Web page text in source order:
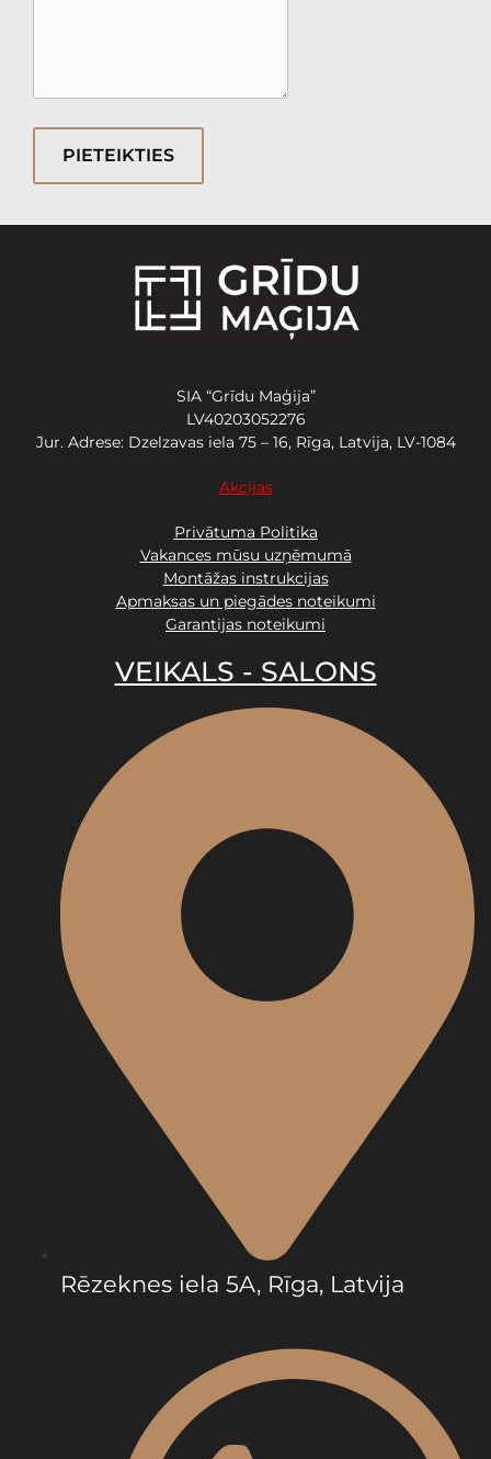
PIETEIKTIES
SIA “Grīdu Maģija”
LV40203052276
Jur. Adrese: Dzelzavas iela 75 – 16, Rīga, Latvija, LV-1084
Akcijas
Privātuma Politika
Vakances mūsu uzņēmumā
Montāžas instrukcijas
Apmaksas un piegādes noteikumi
Garantijas noteikumi
VEIKALS - SALONS
Rēzeknes iela 5A, Rīga, Latvija